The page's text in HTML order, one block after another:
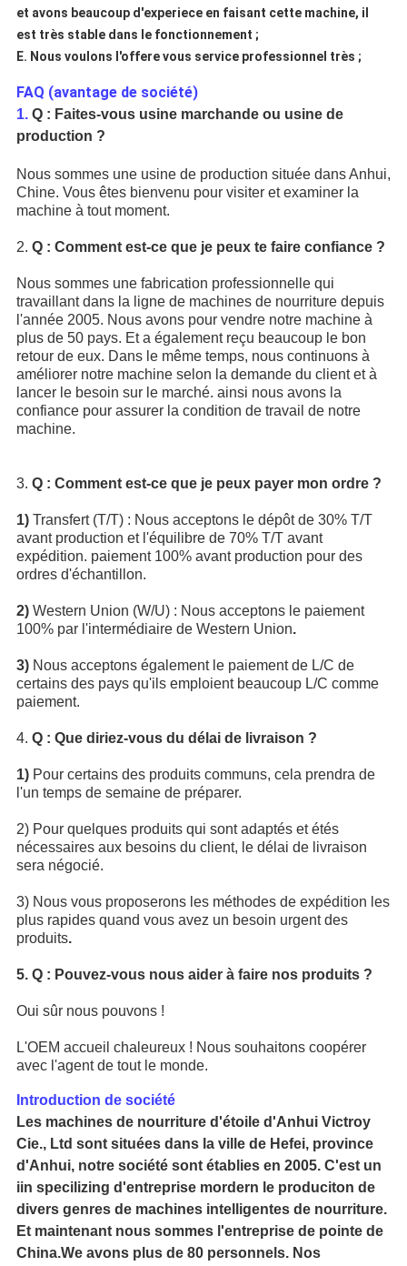
et avons beaucoup d'experiece en faisant cette machine, il
est très stable dans le fonctionnement ;
E. Nous voulons l'offere vous service professionnel très ;
FAQ (avantage de société)
1. Q : Faites-vous usine marchande ou usine de
production ?
Nous sommes une usine de production située dans Anhui,
Chine. Vous êtes bienvenu pour visiter et examiner la
machine à tout moment.
2. Q : Comment est-ce que je peux te faire confiance ?
Nous sommes une fabrication professionnelle qui
travaillant dans la ligne de machines de nourriture depuis
l'année 2005. Nous avons pour vendre notre machine à
plus de 50 pays. Et a également reçu beaucoup le bon
retour de eux. Dans le même temps, nous continuons à
améliorer notre machine selon la demande du client et à
lancer le besoin sur le marché. ainsi nous avons la
confiance pour assurer la condition de travail de notre
machine.
3. Q : Comment est-ce que je peux payer mon ordre ?
1) Transfert (T/T) : Nous acceptons le dépôt de 30% T/T
avant production et l'équilibre de 70% T/T avant
expédition. paiement 100% avant production pour des
ordres d'échantillon.
2) Western Union (W/U) : Nous acceptons le paiement
100% par l'intermédiaire de Western Union.
3) Nous acceptons également le paiement de L/C de
certains des pays qu'ils emploient beaucoup L/C comme
paiement.
4. Q : Que diriez-vous du délai de livraison ?
1) Pour certains des produits communs, cela prendra de
l'un temps de semaine de préparer.
2) Pour quelques produits qui sont adaptés et étés
nécessaires aux besoins du client, le délai de livraison
sera négocié.
3) Nous vous proposerons les méthodes de expédition les
plus rapides quand vous avez un besoin urgent des
produits.
5. Q : Pouvez-vous nous aider à faire nos produits ?
Oui sûr nous pouvons !
L'OEM accueil chaleureux ! Nous souhaitons coopérer
avec l'agent de tout le monde.
Introduction de société
Les machines de nourriture d'étoile d'Anhui Victroy
Cie., Ltd sont situées dans la ville de Hefei, province
d'Anhui, notre société sont établies en 2005. C'est un
iin specilizing d'entreprise mordern le produciton de
divers genres de machines intelligentes de nourriture.
Et maintenant nous sommes l'entreprise de pointe de
China.We avons plus de 80 personnels. Nos